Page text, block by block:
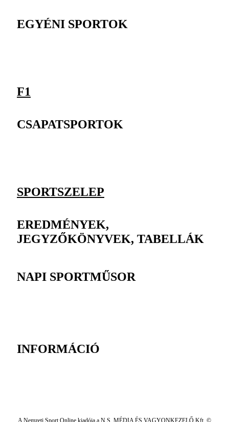
EGYÉNI SPORTOK
F1
CSAPATSPORTOK
SPORTSZELEP
EREDMÉNYEK,
JEGYZŐKÖNYVEK, TABELLÁK
NAPI SPORTMŰSOR
INFORMÁCIÓ
A Nemzeti Sport Online kiadója a N.S. MÉDIA ÉS VAGYONKEZELŐ Kft. ©